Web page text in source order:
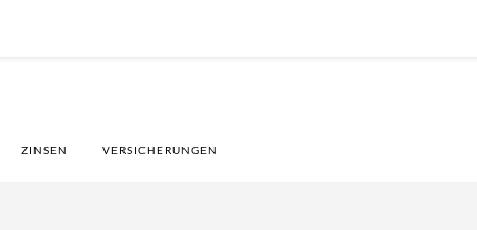
ZINSEN VERSICHERUNGEN